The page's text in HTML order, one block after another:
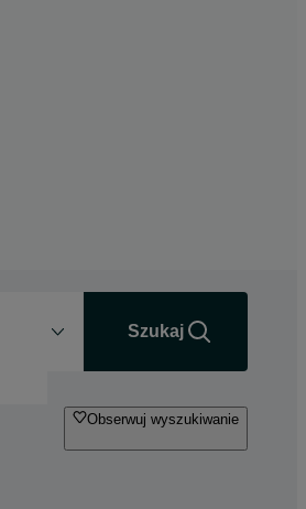
Szukaj
Obserwuj wyszukiwanie